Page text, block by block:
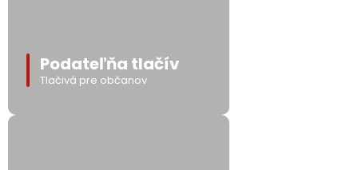
Podateľňa tlačív
Tlačivá pre občanov